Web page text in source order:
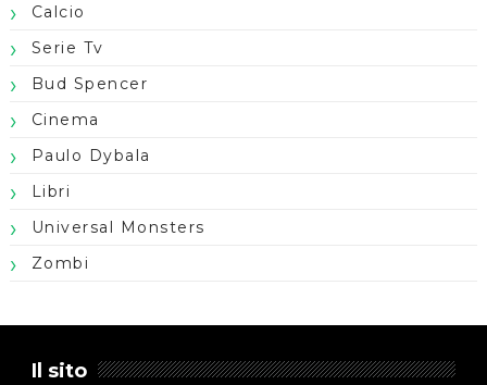
Calcio
Serie Tv
Bud Spencer
Cinema
Paulo Dybala
Libri
Universal Monsters
Zombi
Il sito